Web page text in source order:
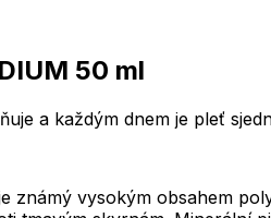
50 ml
a každým dnem je pleť
známý vysokým obsahem